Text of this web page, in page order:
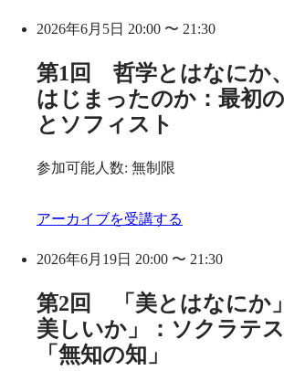
2026年6月5日 20:00 〜 21:30
第1回 哲学とはなにか
はじまったのか：最初
とソフィスト
参加可能人数: 無制限
アーカイブを受講する
2026年6月19日 20:00 〜 21:30
第2回 「美とはなにか
美しいか」：ソクラテ
「無知の知」